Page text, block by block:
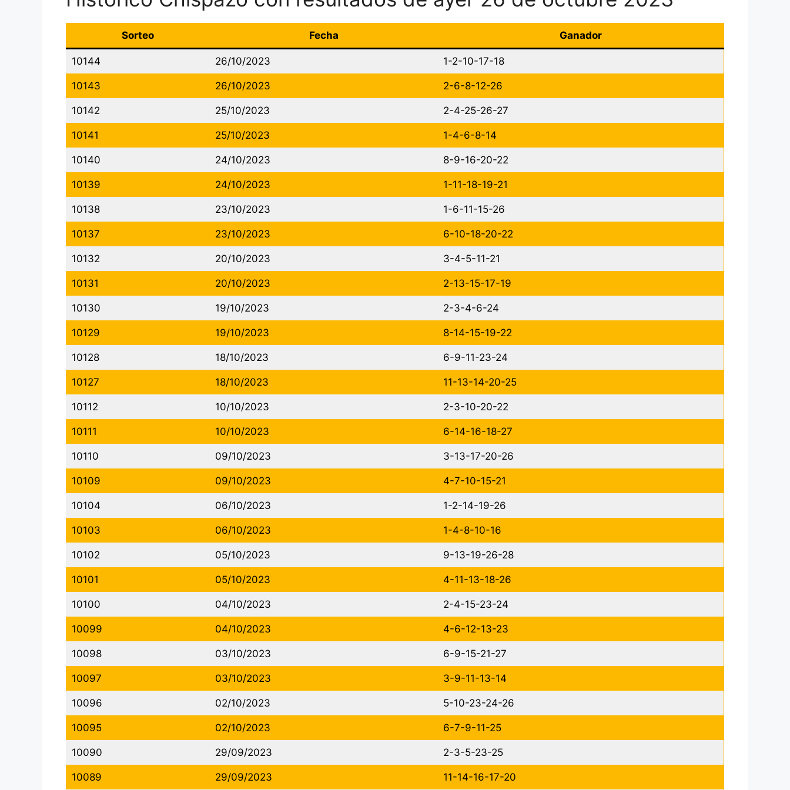
Sorteo Fecha Ganador
10144 26/10/2023 1-2-10-17-18
10143 26/10/2023 2-6-8-12-26
10142 25/10/2023 2-4-25-26-27
10141 25/10/2023 1-4-6-8-14
10140 24/10/2023 8-9-16-20-22
10139 24/10/2023 1-11-18-19-21
10138 23/10/2023 1-6-11-15-26
10137 23/10/2023 6-10-18-20-22
10132 20/10/2023 3-4-5-11-21
10131 20/10/2023 2-13-15-17-19
10130 19/10/2023 2-3-4-6-24
10129 19/10/2023 8-14-15-19-22
10128 18/10/2023 6-9-11-23-24
10127 18/10/2023 11-13-14-20-25
10112 10/10/2023 2-3-10-20-22
10111 10/10/2023 6-14-16-18-27
10110 09/10/2023 3-13-17-20-26
10109 09/10/2023 4-7-10-15-21
10104 06/10/2023 1-2-14-19-26
10103 06/10/2023 1-4-8-10-16
10102 05/10/2023 9-13-19-26-28
10101 05/10/2023 4-11-13-18-26
10100 04/10/2023 2-4-15-23-24
10099 04/10/2023 4-6-12-13-23
10098 03/10/2023 6-9-15-21-27
10097 03/10/2023 3-9-11-13-14
10096 02/10/2023 5-10-23-24-26
10095 02/10/2023 6-7-9-11-25
10090 29/09/2023 2-3-5-23-25
10089 29/09/2023 11-14-16-17-20